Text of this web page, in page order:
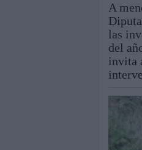
A
las
del
invita